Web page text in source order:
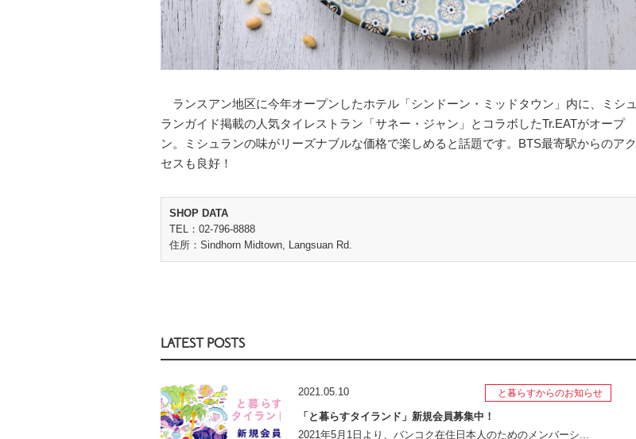
ランスアン地区に今年オープンしたホテル「シンドーン・ミッドタウン」内に、ミシュ
ランガイド掲載の人気タイレストラン「サネー・ジャン」とコラボしたTr.EATがオープ
ン。ミシュランの味がリーズナブルな価格で楽しめると話題です。BTS最寄駅からのアク
セスも良好！
SHOP DATA
TEL：02-796-8888
住所：Sindhorn Midtown, Langsuan Rd.
LATEST POSTS
2021.05.10 と暮らすからのお知らせ
「と暮らすタイランド」新規会員募集中！
2021年5月1日より、バンコク在住日本人のためのメンバーシ...